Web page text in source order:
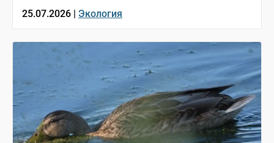
25.07.2026 | Экология